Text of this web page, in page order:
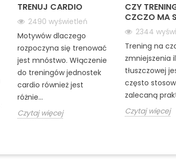
TRENUJ CARDIO
2490 wyświetleń
Motywów dlaczego
rozpoczyna się trenować
jest mnóstwo. Włączenie
do treningów jednostek
cardio również jest
różnie...
Czytaj więcej
CZY
CZCZO MA
2344
Trening na
zmniejszenia
tłuszczowej
często
zalecaną
Czytaj więcej